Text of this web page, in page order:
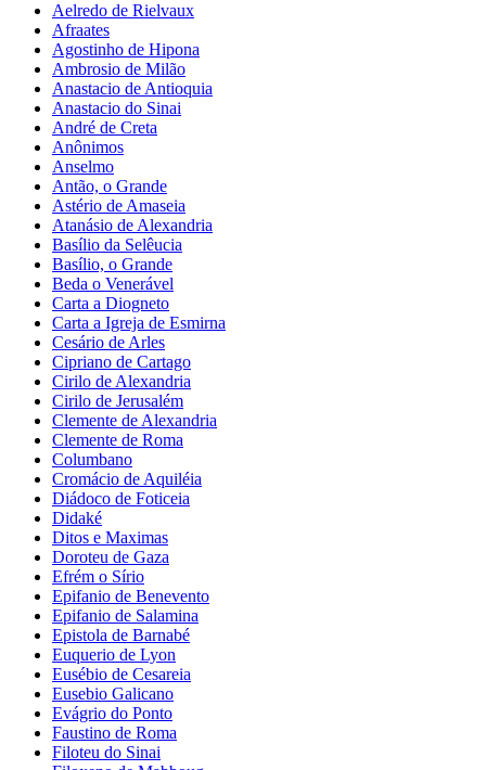
Aelredo de Rielvaux
Afraates
Agostinho de Hipona
Ambrosio de Milão
Anastacio de Antioquia
Anastacio do Sinai
André de Creta
Anônimos
Anselmo
Antão, o Grande
Astério de Amaseia
Atanásio de Alexandria
Basílio da Selêucia
Basílio, o Grande
Beda o Venerável
Carta a Diogneto
Carta a Igreja de Esmirna
Cesário de Arles
Cipriano de Cartago
Cirilo de Alexandria
Cirilo de Jerusalém
Clemente de Alexandria
Clemente de Roma
Columbano
Cromácio de Aquiléia
Diádoco de Foticeia
Didaké
Ditos e Maximas
Doroteu de Gaza
Efrém o Sírio
Epifanio de Benevento
Epifanio de Salamina
Epistola de Barnabé
Euquerio de Lyon
Eusébio de Cesareia
Eusebio Galicano
Evágrio do Ponto
Faustino de Roma
Filoteu do Sinai